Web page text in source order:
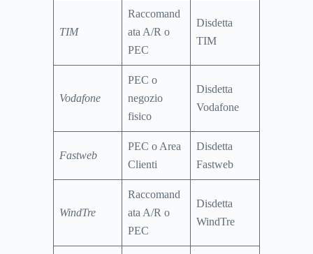
TIM
Raccomand
ata A/R o
PEC
Disdetta
TIM
Vodafone
PEC o
negozio
fisico
Disdetta
Vodafone
Fastweb
PEC o Area
Clienti
Disdetta
Fastweb
WindTre
Raccomand
ata A/R o
PEC
Disdetta
WindTre